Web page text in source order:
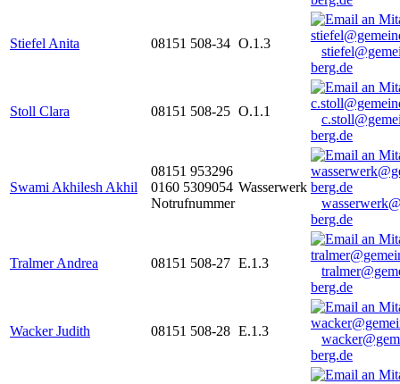
Stiefel Anita 08151 508-34 O.1.3
berg.de
Stoll Clara 08151 508-25 O.1.1
berg.de
Swami Akhilesh Akhil
08151 953296
0160 5309054
Notrufnummer
Wasserwerk
berg.de
Tralmer Andrea 08151 508-27 E.1.3
berg.de
Wacker Judith 08151 508-28 E.1.3
berg.de